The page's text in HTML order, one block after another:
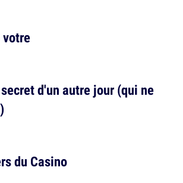
d'un autre jour (qui ne
du Casino